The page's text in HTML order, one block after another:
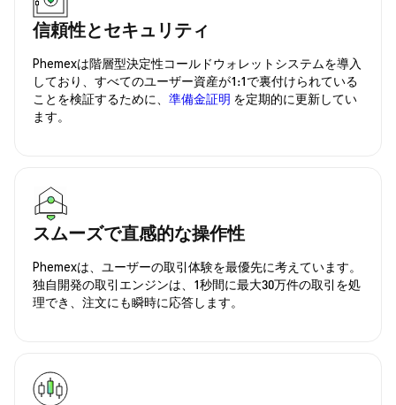
信頼性とセキュリティ
Phemexは階層型決定性コールドウォレットシステムを導入
しており、すべてのユーザー資産が1:1で裏付けられている
ことを検証するために、 準備金証明 を定期的に更新してい
ます。
スムーズで直感的な操作性
Phemexは、ユーザーの取引体験を最優先に考えています。
独自開発の取引エンジンは、1秒間に最大30万件の取引を処
理でき、注文にも瞬時に応答します。